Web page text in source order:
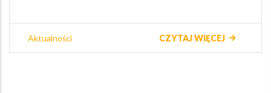
Aktualności CZYTAJ WIĘCEJ